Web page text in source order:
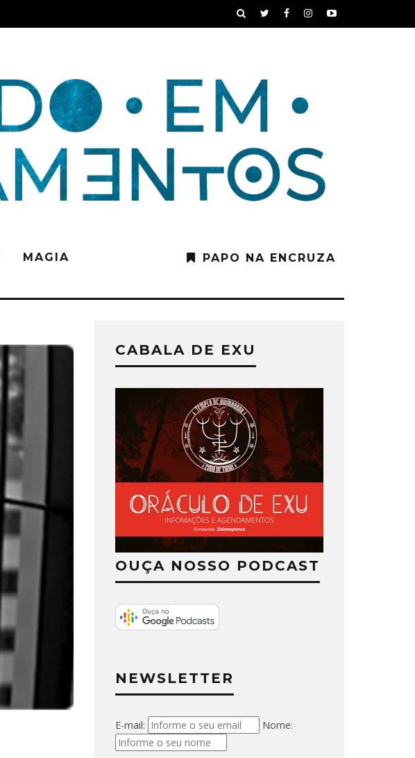
MAGIA PAPO NA ENCRUZA
CABALA DE EXU
OUÇA NOSSO PODCAST
NEWSLETTER
E-mail: Nome: